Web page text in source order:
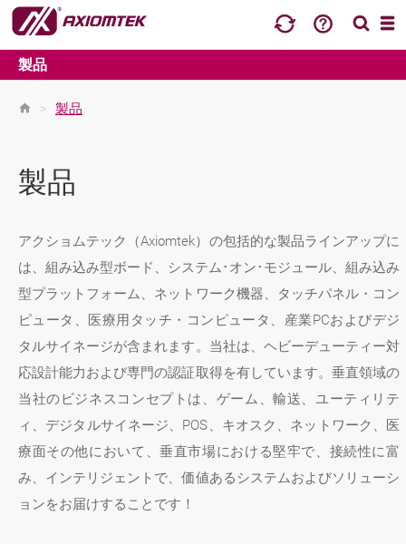
製品
> 製品
製品
アクショムテック（Axiomtek）の包括的な製品ラインアップに
は、組み込み型ボード、システム･オン･モジュール、組み込み
型プラットフォーム、ネットワーク機器、タッチパネル・コン
ピュータ、医療用タッチ・コンピュータ、産業PCおよびデジ
タルサイネージが含まれます。当社は、ヘビーデューティー対
応設計能力および専門の認証取得を有しています。垂直領域の
当社のビジネスコンセプトは、ゲーム、輸送、ユーティリテ
ィ、デジタルサイネージ、POS、キオスク、ネットワーク、医
療面その他において、垂直市場における堅牢で、接続性に富
み、インテリジェントで、価値あるシステムおよびソリューシ
ョンをお届けすることです！